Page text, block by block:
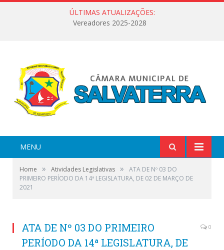
ÚLTIMAS ATUALIZAÇÕES:
Vereadores 2025-2028
MENU
Home » Atividades Legislativas »
ATA DE Nº 03 DO
PRIMEIRO PERÍODO DA 14ª LEGISLATURA, DE 02 DE MARÇO DE
2021
ATA DE Nº 03 DO PRIMEIRO
PERÍODO DA 14ª LEGISLATURA, DE
0